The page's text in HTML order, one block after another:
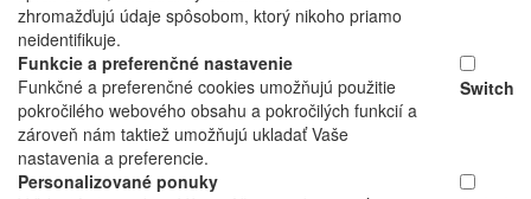
zhromažďujú údaje spôsobom, ktorý nikoho priamo
neidentifikuje.
Funkcie a preferenčné nastavenie
Funkčné a preferenčné cookies umožňujú použitie
pokročilého webového obsahu a pokročilých funkcií a
zároveň nám taktiež umožňujú ukladať Vaše
nastavenia a preferencie.
Switch
Personalizované ponuky